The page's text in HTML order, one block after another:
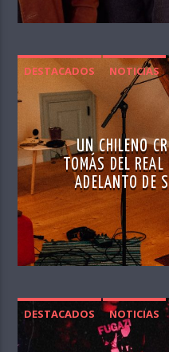
DESTACADOS NOTICIAS
UN CHILENO
TOMÁS DEL REAL
ADELANTO DE
DESTACADOS NOTICIAS